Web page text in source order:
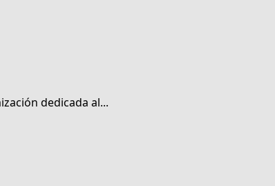
dedicada al...